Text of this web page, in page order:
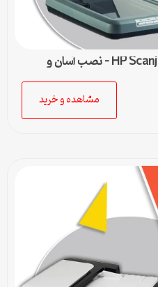
دانلود درایور اسکنر HP Scanjet G3010 – نصب آسان و
مشاهده و خرید